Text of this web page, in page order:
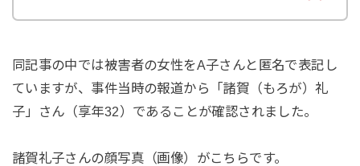
同記事の中では被害者の女性をA子さんと匿名で表記し
ていますが、事件当時の報道から「諸賀（もろが）礼
子」さん（享年32）であることが確認されました。
諸賀礼子さんの顔写真（画像）がこちらです。